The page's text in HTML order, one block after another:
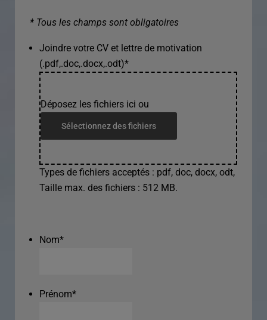
* Tous les champs sont obligatoires
Joindre votre CV et lettre de motivation
(.pdf,.doc,.docx,.odt)*
Déposez les fichiers ici ou
Sélectionnez des fichiers
Types de fichiers acceptés : pdf, doc, docx, odt,
Taille max. des fichiers : 512 MB.
Nom*
Prénom*